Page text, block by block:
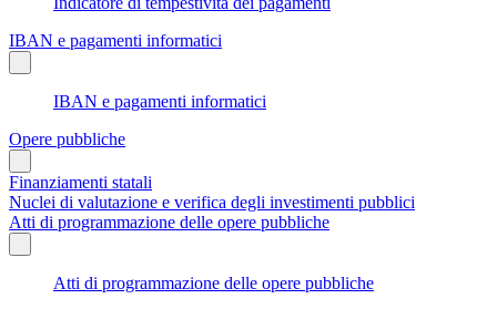
IBAN e pagamenti informatici
IBAN e pagamenti informatici
Opere pubbliche
Finanziamenti statali
Nuclei di valutazione e verifica degli investimenti pubblici
Atti di programmazione delle opere pubbliche
Atti di programmazione delle opere pubbliche